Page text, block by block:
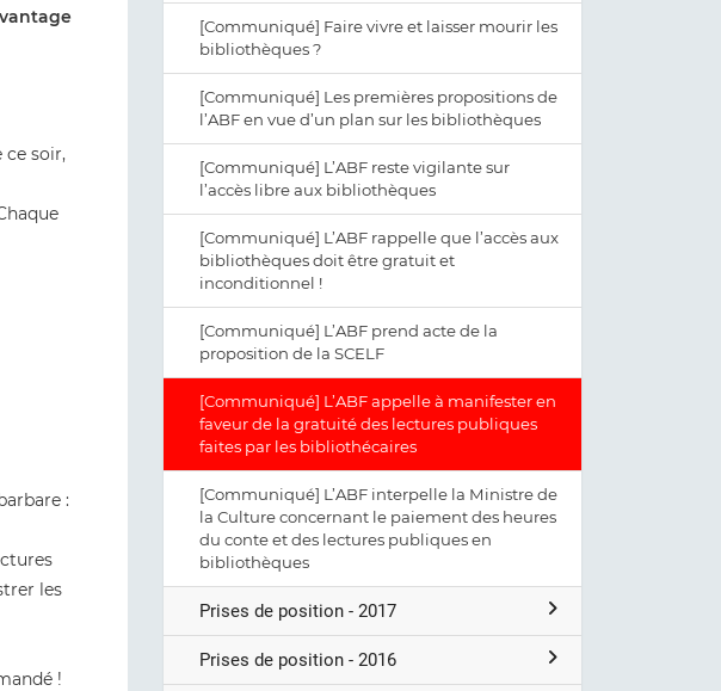
ce soir,
:
les
!
[Communiqué] Faire vivre et laisser mourir les
bibliothèques ?
[Communiqué] Les premières propositions de
l’ABF en vue d’un plan sur les bibliothèques
[Communiqué] L’ABF reste vigilante sur
l’accès libre aux bibliothèques
[Communiqué] L’ABF rappelle que l’accès aux
bibliothèques doit être gratuit et
inconditionnel !
[Communiqué] L’ABF prend acte de la
proposition de la SCELF
[Communiqué] L’ABF appelle à manifester en
faveur de la gratuité des lectures publiques
faites par les bibliothécaires
[Communiqué] L’ABF interpelle la Ministre de
la Culture concernant le paiement des heures
du conte et des lectures publiques en
bibliothèques
Prises de position - 2017
Prises de position - 2016